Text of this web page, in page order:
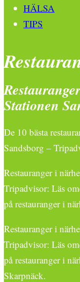
HÄLSA
TIPS
Stationen
De 10 bästa
Sandsborg –
Restauranger i
Tripadvisor: Läs
på restauranger i
Restauranger i
Tripadvisor: Läs
på restauranger i
Skarpnäck.